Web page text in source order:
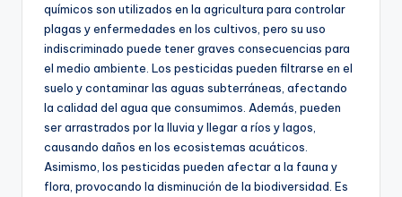
químicos son utilizados en la agricultura para controlar
plagas y enfermedades en los cultivos, pero su uso
indiscriminado puede tener graves consecuencias para
el medio ambiente. Los pesticidas pueden filtrarse en el
suelo y contaminar las aguas subterráneas, afectando
la calidad del agua que consumimos. Además, pueden
ser arrastrados por la lluvia y llegar a ríos y lagos,
causando daños en los ecosistemas acuáticos.
Asimismo, los pesticidas pueden afectar a la fauna y
flora, provocando la disminución de la biodiversidad. Es